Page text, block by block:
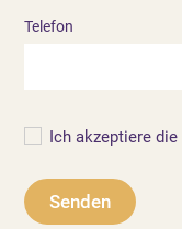
Telefon
Ich akzeptiere die